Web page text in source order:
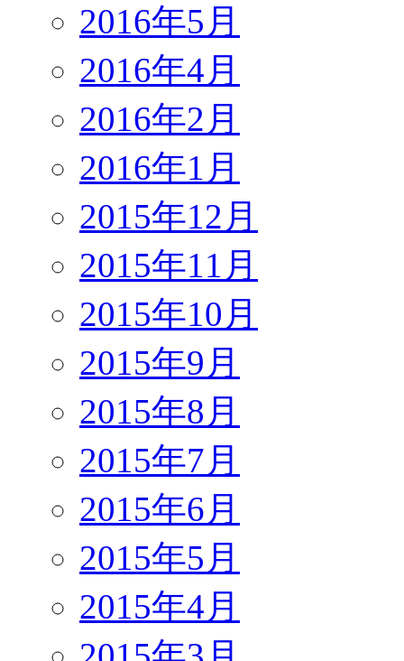
2016年5月
2016年4月
2016年2月
2016年1月
2015年12月
2015年11月
2015年10月
2015年9月
2015年8月
2015年7月
2015年6月
2015年5月
2015年4月